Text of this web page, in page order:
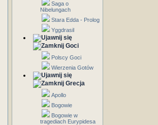
Saga o
Nibelungach
Stara Edda - Prolog
Yggdrasil
Goci
Polscy Goci
Wierzenia Gotów
Grecja
Apollo
Bogowie
Bogowie w
tragediach Eurypidesa